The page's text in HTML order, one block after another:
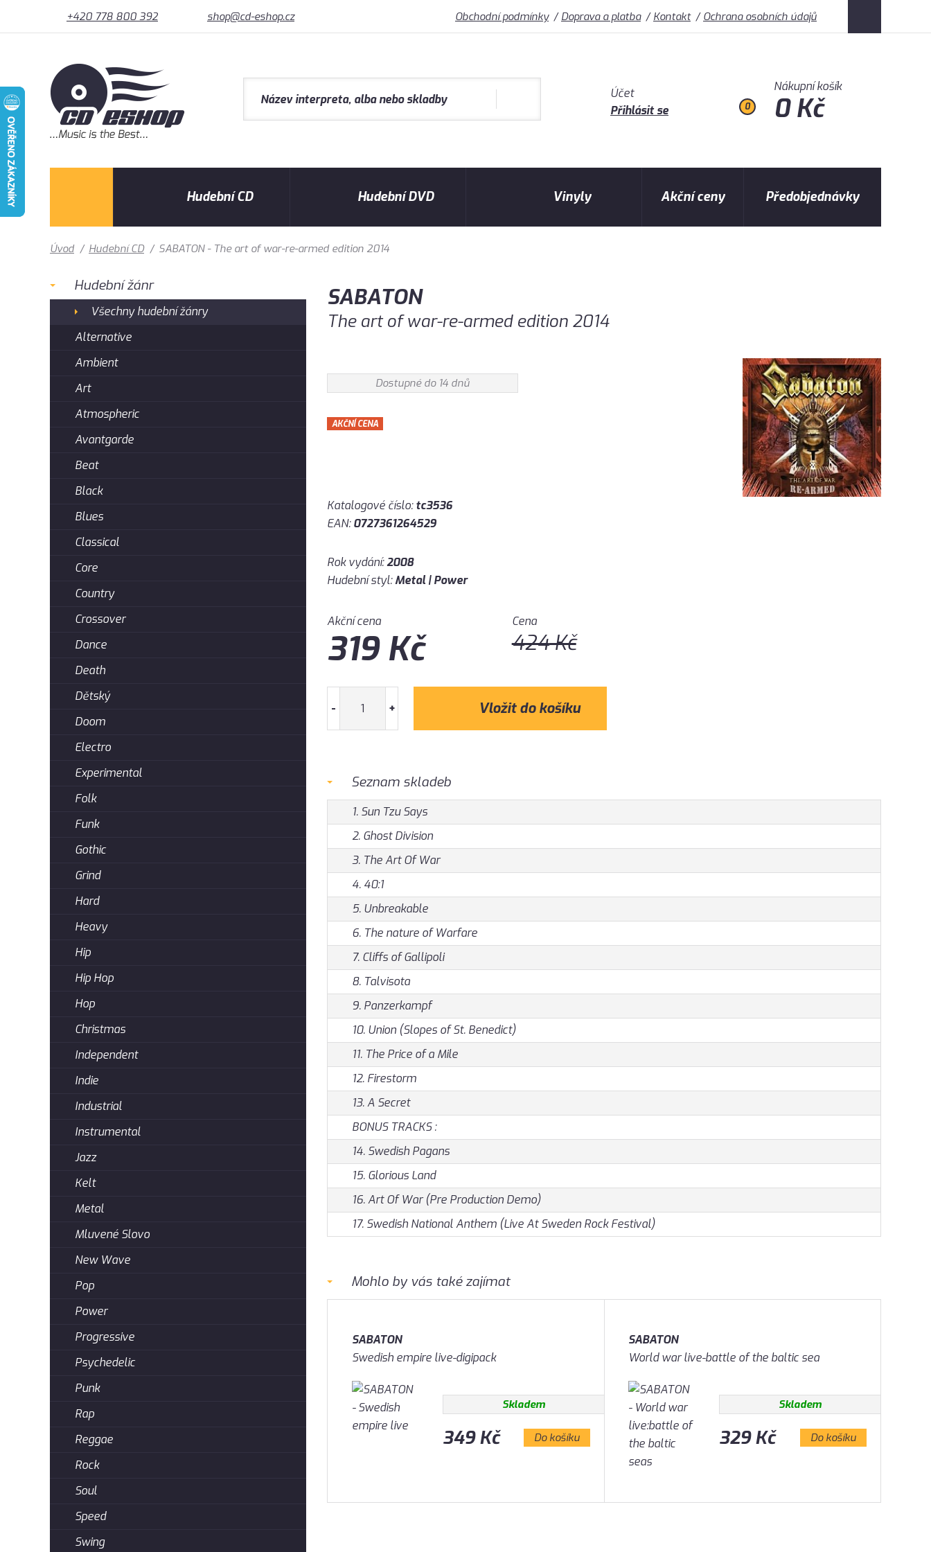
+420 778 800 392 shop@cd-eshop.cz Obchodní podmínky Doprava a platba Kontakt Ochrana osobních údajů
Účet
Přihlásit se
0
Nákupní košík
0 Kč
Hudební CD Hudební DVD Vinyly Akční ceny Předobjednávky
Úvod / Hudební CD / SABATON - The art of war-re-armed edition 2014
SABATON
The art of war-re-armed edition 2014
Dostupné do 14 dnů
AKČNÍ CENA
Katalogové číslo:tc3536
EAN:0727361264529
Rok vydání:2008
Hudební styl:Metal | Power
Akční cena
319Kč
Cena
424Kč
- +
Seznam skladeb
1. Sun Tzu Says
2. Ghost Division
3. The Art Of War
4. 40:1
5. Unbreakable
6. The nature of Warfare
7. Cliffs of Gallipoli
8. Talvisota
9. Panzerkampf
10. Union (Slopes of St. Benedict)
11. The Price of a Mile
12. Firestorm
13. A Secret
BONUS TRACKS :
14. Swedish Pagans
15. Glorious Land
16. Art Of War (Pre Production Demo)
17. Swedish National Anthem (Live At Sweden Rock Festival)
Mohlo by vás také zajímat
SABATON
Swedish empire live-digipack
Skladem
349 Kč Do košíku
SABATON
World war live-battle of the baltic sea
Skladem
329 Kč Do košíku
Hudební žánr
Všechny hudební žánry
Alternative
Ambient
Art
Atmospheric
Avantgarde
Beat
Black
Blues
Classical
Core
Country
Crossover
Dance
Death
Dětský
Doom
Electro
Experimental
Folk
Funk
Gothic
Grind
Hard
Heavy
Hip
Hip Hop
Hop
Christmas
Independent
Indie
Industrial
Instrumental
Jazz
Kelt
Metal
Mluvené Slovo
New Wave
Pop
Power
Progressive
Psychedelic
Punk
Rap
Reggae
Rock
Soul
Speed
Swing